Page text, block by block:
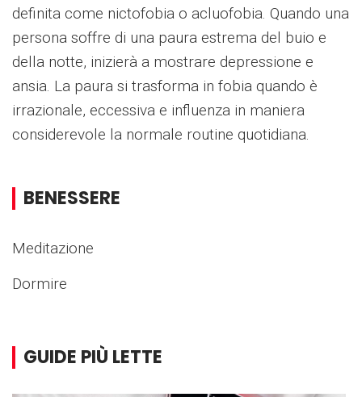
definita come nictofobia o acluofobia. Quando una
persona soffre di una paura estrema del buio e
della notte, inizierà a mostrare depressione e
ansia. La paura si trasforma in fobia quando è
irrazionale, eccessiva e influenza in maniera
considerevole la normale routine quotidiana.
BENESSERE
Meditazione
Dormire
GUIDE PIÙ LETTE